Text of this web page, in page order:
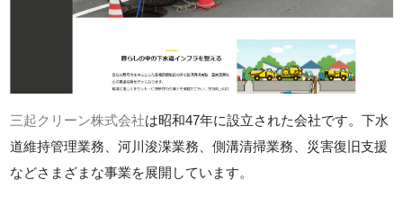
三起クリーン株式会社は昭和47年に設立された会社です。下水
道維持管理業務、河川浚渫業務、側溝清掃業務、災害復旧支援
などさまざまな事業を展開しています。